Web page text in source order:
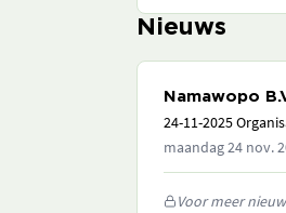
Nieuws
Namawopo
24-11-2025
maandag 24 nov.
Voor meer